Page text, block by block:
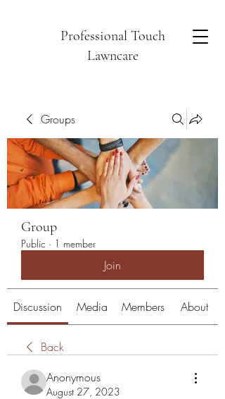
Professional Touch
Lawncare
Groups
Group
Public · 1 member
Join
Discussion Media Members About
Back
Anonymous
August 27, 2023